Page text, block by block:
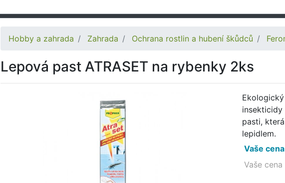
Hobby a zahrada Zahrada Ochrana rostlin a hubení škůdců
Lepová past ATRASET na rybenky 2ks
pasti,
lepidlem.
Vaše cena
Vaše